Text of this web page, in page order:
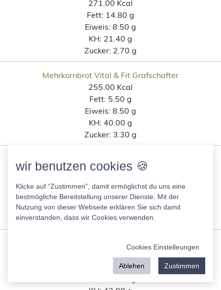
271.00 Kcal
Fett: 14.80 g
Eiweis: 8.50 g
KH: 21.40 g
Zucker: 2.70 g
Mehrkornbrot Vital & Fit Grafschafter
255.00 Kcal
Fett: 5.50 g
Eiweis: 8.50 g
KH: 40.00 g
Zucker: 3.30 g
Mehrkosten Toast Ölz
271.00 Kcal
Fett:4.00 g
Eiweis:8.50 g
KH:48.00 g
Zucker:2.70 g
Sandwich Vollkorn Toast Grafschafter
4.60 g
wir benutzen cookies 🍪
Klicke auf “Zustimmen”, damit ermöglichst du uns eine
bestmögliche Bereitstellung unserer Dienste. Mit der
Nutzung von dieser Webseite erklären Sie sich damit
einverstanden, dass wir Cookies verwenden.
Cookies Einstelleungen
Ablehen Zustimmen